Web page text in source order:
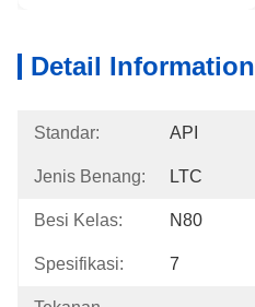
Detail Information
Standar: API
Jenis Benang: LTC
Besi Kelas: N80
Spesifikasi: 7